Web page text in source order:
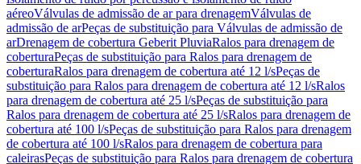
aéreoVálvulas de admissão de ar para drenagemVálvulas de
admissão de arPeças de substituição para Válvulas de admissão de
arDrenagem de cobertura Geberit PluviaRalos para drenagem de
coberturaPeças de substituição para Ralos para drenagem de
coberturaRalos para drenagem de cobertura até 12 l/sPeças de
substituição para Ralos para drenagem de cobertura até 12 l/sRalos
para drenagem de cobertura até 25 l/sPeças de substituição para
Ralos para drenagem de cobertura até 25 l/sRalos para drenagem de
cobertura até 100 l/sPeças de substituição para Ralos para drenagem
de cobertura até 100 l/sRalos para drenagem de cobertura para
caleirasPeças de substituição para Ralos para drenagem de cobertura